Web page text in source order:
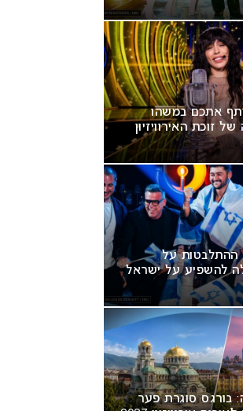
על
על
דרמה בבולגריה: בורגס סוגרת פער
מסופיה במירוץ לאירוח אירוויזיון
2027
אתכם במשהו
זוכת האירוויזיון
2027: ההתלבטות על
להשפיע על ישראל
בורגס סוגרת פער